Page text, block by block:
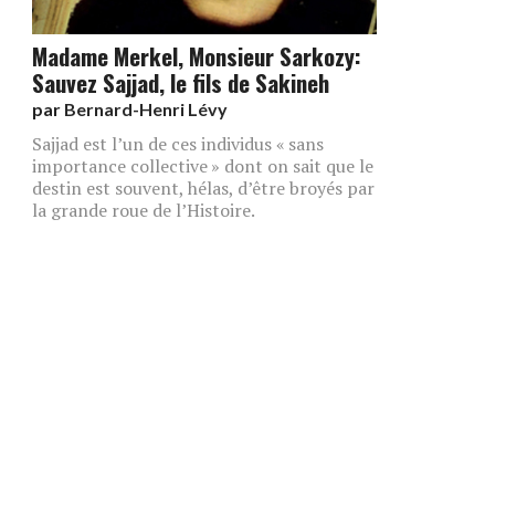
Madame Merkel, Monsieur Sarkozy:
Sauvez Sajjad, le fils de Sakineh
par Bernard-Henri Lévy
Sajjad est l’un de ces individus « sans
importance collective » dont on sait que le
destin est souvent, hélas, d’être broyés par
la grande roue de l’Histoire.